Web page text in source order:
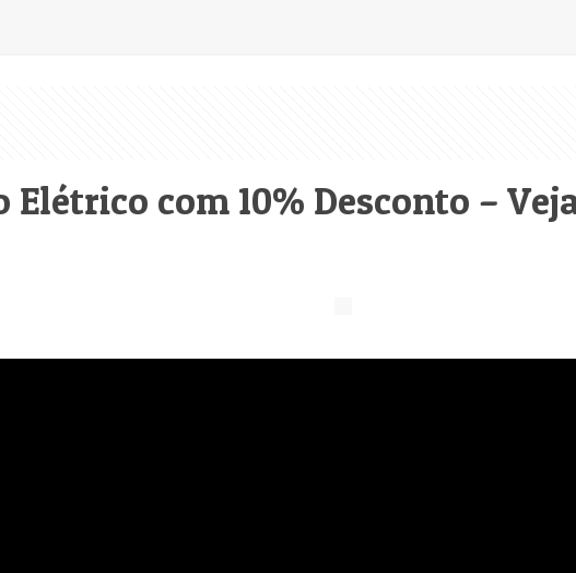
com 10% Desconto –